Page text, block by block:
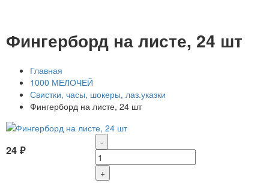
Фингерборд на листе, 24 шт
Главная
1000 МЕЛОЧЕЙ
Свистки, часы, шокеры, лаз.указки
Фингерборд на листе, 24 шт
24 ₽
-
+